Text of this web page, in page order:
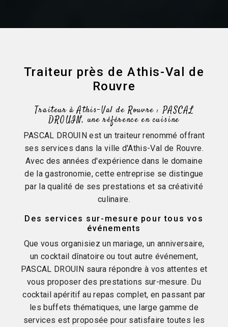
Traiteur près de Athis-Val de
Rouvre
Traiteur à Athis-Val de Rouvre : PASCAL
DROUIN, une référence en cuisine
PASCAL DROUIN est un traiteur renommé offrant
ses services dans la ville d'Athis-Val de Rouvre.
Avec des années d'expérience dans le domaine
de la gastronomie, cette entreprise se distingue
par la qualité de ses prestations et sa créativité
culinaire.
Des services sur-mesure pour tous vos
événements
Que vous organisiez un mariage, un anniversaire,
un cocktail dînatoire ou tout autre événement,
PASCAL DROUIN saura répondre à vos attentes et
vous proposer des prestations sur-mesure. Du
cocktail apéritif au repas complet, en passant par
les buffets thématiques, une large gamme de
services est proposée pour satisfaire toutes les